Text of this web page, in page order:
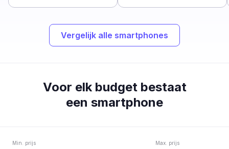
Vergelijk alle smartphones
Voor elk budget bestaat
een smartphone
Min. prijs Max. prijs